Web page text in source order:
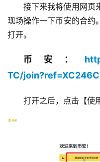
接下来我将使用网页
现场操作一下币安的合约
打开。
币安：
TC/
打开之后，点击【使